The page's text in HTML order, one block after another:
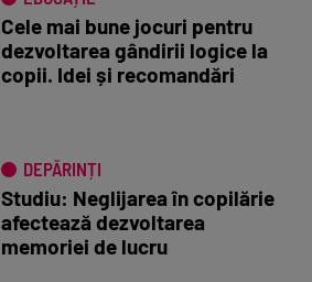
Cele mai bune jocuri pentru
dezvoltarea gândirii logice la
copii. Idei și recomandări
DEPĂRINȚI
Studiu: Neglijarea în copilărie
afectează dezvoltarea
memoriei de lucru